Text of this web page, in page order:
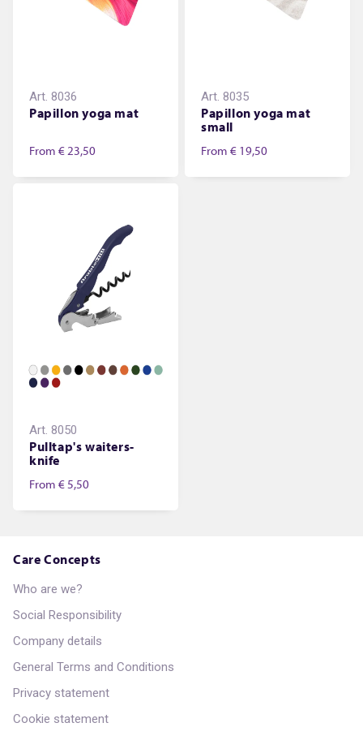
Art. 8036
Papillon yoga mat
From € 23,50
Art. 8035
Papillon yoga mat
small
From € 19,50
Art. 8050
Pulltap's waiters-
knife
From € 5,50
Care Concepts
Who are we?
Social Responsibility
Company details
General Terms and Conditions
Privacy statement
Cookie statement